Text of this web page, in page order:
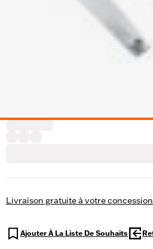
Livraison gratuite à votre
Ajouter À La Liste De Souhaits